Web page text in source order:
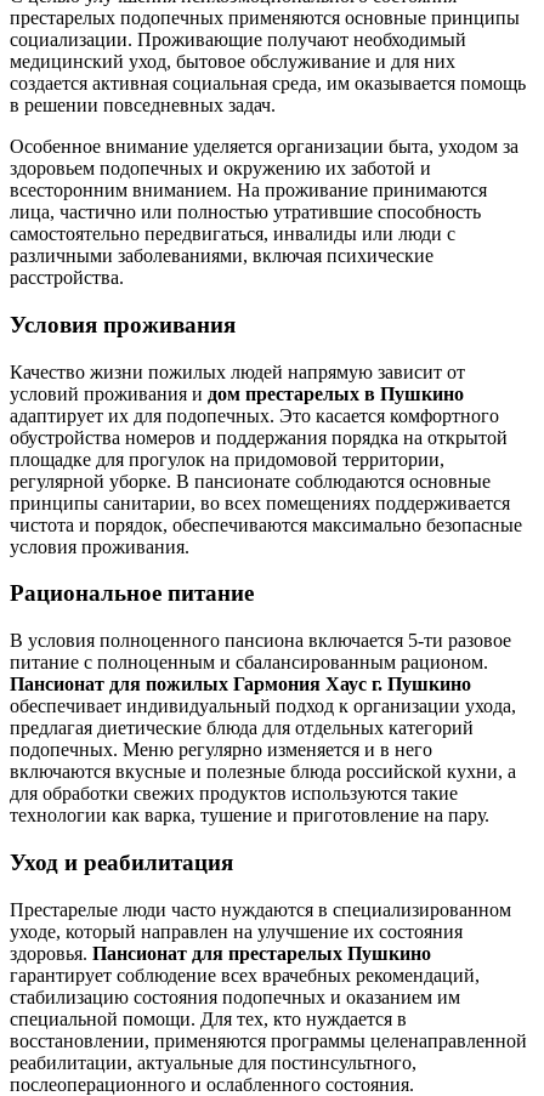
престарелых подопечных применяются основные принципы
социализации. Проживающие получают необходимый
медицинский уход, бытовое обслуживание и для них
создается активная социальная среда, им оказывается помощь
в решении повседневных задач.
Особенное внимание уделяется организации быта, уходом за
здоровьем подопечных и окружению их заботой и
всесторонним вниманием. На проживание принимаются
лица, частично или полностью утратившие способность
самостоятельно передвигаться, инвалиды или люди с
различными заболеваниями, включая психические
расстройства.
Условия проживания
Качество жизни пожилых людей напрямую зависит от
условий проживания и дом престарелых в Пушкино
адаптирует их для подопечных. Это касается комфортного
обустройства номеров и поддержания порядка на открытой
площадке для прогулок на придомовой территории,
регулярной уборке. В пансионате соблюдаются основные
принципы санитарии, во всех помещениях поддерживается
чистота и порядок, обеспечиваются максимально безопасные
условия проживания.
Рациональное питание
В условия полноценного пансиона включается 5-ти разовое
питание с полноценным и сбалансированным рационом.
Пансионат для пожилых Гармония Хаус г. Пушкино
обеспечивает индивидуальный подход к организации ухода,
предлагая диетические блюда для отдельных категорий
подопечных. Меню регулярно изменяется и в него
включаются вкусные и полезные блюда российской кухни, а
для обработки свежих продуктов используются такие
технологии как варка, тушение и приготовление на пару.
Уход и реабилитация
Престарелые люди часто нуждаются в специализированном
уходе, который направлен на улучшение их состояния
здоровья. Пансионат для престарелых Пушкино
гарантирует соблюдение всех врачебных рекомендаций,
стабилизацию состояния подопечных и оказанием им
специальной помощи. Для тех, кто нуждается в
восстановлении, применяются программы целенаправленной
реабилитации, актуальные для постинсультного,
послеоперационного и ослабленного состояния.